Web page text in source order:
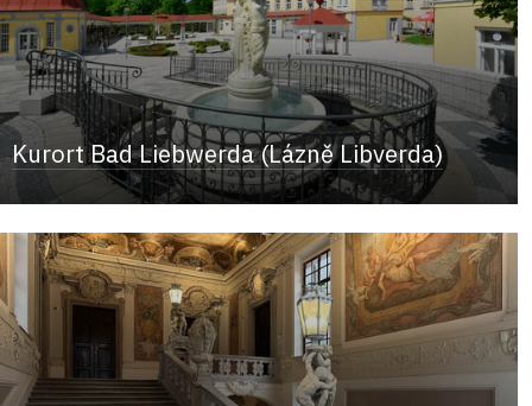
Kurort Bad Liebwerda (Lázně Libverda)